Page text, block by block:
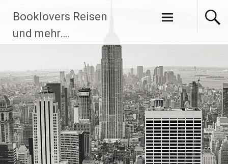
Inhalt
springen
Booklovers Reisen
und mehr….